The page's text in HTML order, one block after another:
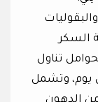
السكر
تناول
يوم، وتشمل